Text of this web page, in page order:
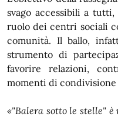
svago accessibili a
ruolo dei centri sociali
comunità. Il ballo,
strumento di
favorire relazioni,
momenti di
«"Balera sotto le stelle"